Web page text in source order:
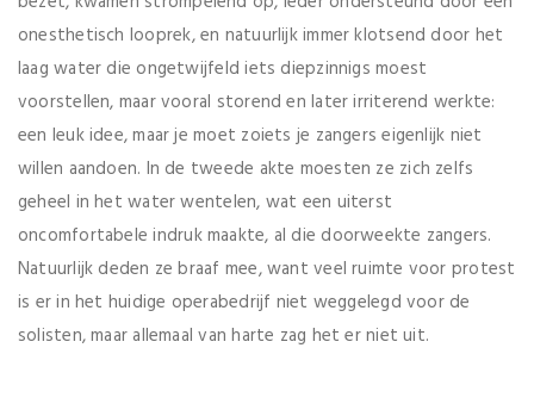
onesthetisch looprek, en natuurlijk immer klotsend door het
laag water die ongetwijfeld iets diepzinnigs moest
voorstellen, maar vooral storend en later irriterend werkte:
een leuk idee, maar je moet zoiets je zangers eigenlijk niet
willen aandoen. In de tweede akte moesten ze zich zelfs
geheel in het water wentelen, wat een uiterst
oncomfortabele indruk maakte, al die doorweekte zangers.
Natuurlijk deden ze braaf mee, want veel ruimte voor protest
is er in het huidige operabedrijf niet weggelegd voor de
solisten, maar allemaal van harte zag het er niet uit.